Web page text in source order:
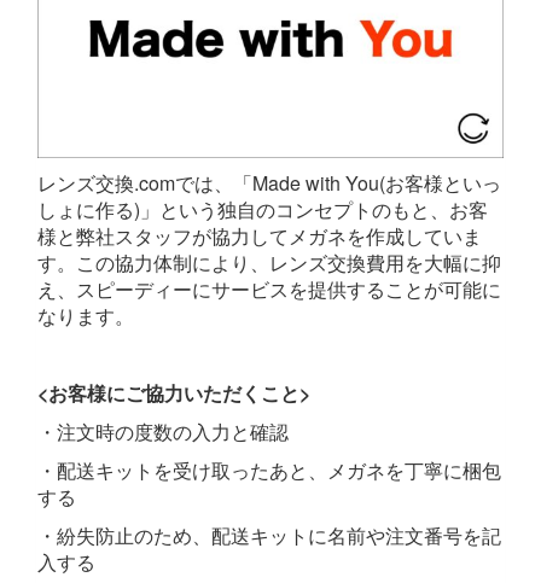
レンズ交換.comでは、「Made with You(お客様といっ
しょに作る)」という独自のコンセプトのもと、お客
様と弊社スタッフが協力してメガネを作成していま
す。この協力体制により、レンズ交換費用を大幅に抑
え、スピーディーにサービスを提供することが可能に
なります。
<お客様にご協力いただくこと>
・注文時の度数の入力と確認
・配送キットを受け取ったあと、メガネを丁寧に梱包
する
・紛失防止のため、配送キットに名前や注文番号を記
入する